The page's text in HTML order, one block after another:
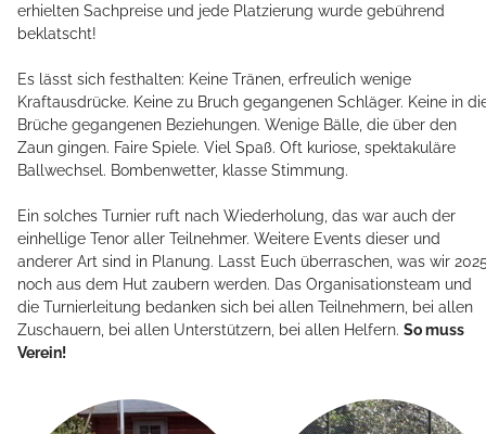
HOME
ÜBER MICH
erhielten Sachpreise und jede Platzierung wurde gebührend
beklatscht!
Es lässt sich festhalten: Keine Tränen, erfreulich wenige
Kraftausdrücke. Keine zu Bruch gegangenen Schläger. Keine in
Brüche gegangenen Beziehungen. Wenige Bälle, die über den
Zaun gingen. Faire Spiele. Viel Spaß. Oft kuriose, spektakuläre
Ballwechsel. Bombenwetter, klasse Stimmung.
Ein solches Turnier ruft nach Wiederholung, das war auch der
einhellige Tenor aller Teilnehmer. Weitere Events dieser und
anderer Art sind in Planung. Lasst Euch überraschen, was wir
noch aus dem Hut zaubern werden. Das Organisationsteam und
die Turnierleitung bedanken sich bei allen Teilnehmern, bei allen
Zuschauern, bei allen Unterstützern, bei allen Helfern. So muss
Verein!